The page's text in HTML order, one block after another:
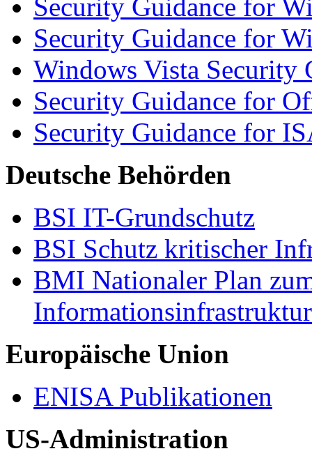
Security Guidance for
Security Guidance for
Windows Vista Security
Security Guidance for
Security Guidance for
Deutsche Behörden
BSI IT-Grundschutz
BSI Schutz kritischer
BMI Nationaler Plan
Europäische Union
ENISA Publikationen
US-Administration